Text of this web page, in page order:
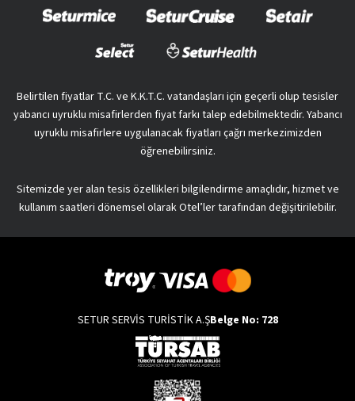
Belirtilen fiyatlar T.C. ve K.K.T.C. vatandaşları için geçerli olup tesisler
yabancı uyruklu misafirlerden fiyat farkı talep edebilmektedir. Yabancı
uyruklu misafirlere uygulanacak fiyatları çağrı merkezimizden
öğrenebilirsiniz.
Sitemizde yer alan tesis özellikleri bilgilendirme amaçlıdır, hizmet ve
kullanım saatleri dönemsel olarak Otel’ler tarafından değişitirilebilir.
SETUR SERVİS TURİSTİK A.ŞBelge No: 728